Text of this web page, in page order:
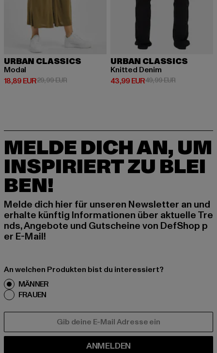
URBAN CLASSICS
Modal
18,89 EUR
Derzeitiger Preis: 18,89 EUR
29,99 EURAktionspreis: 29,99 EUR
URBAN CLASSICS
Knitted Denim
43,99 EUR
Derzeitiger Preis: 43,99 EUR
49,99 EURAktionspreis:
MELDE DICH AN, UM
INSPIRIERT ZU BLEI
BEN!
Melde dich hier für unseren Newsletter an und
erhalte künftig Informationen über aktuelle Tre
nds, Angebote und Gutscheine von DefShop p
er E-Mail!
An welchen Produkten bist du interessiert?
MÄNNER
FRAUEN
ANMELDEN